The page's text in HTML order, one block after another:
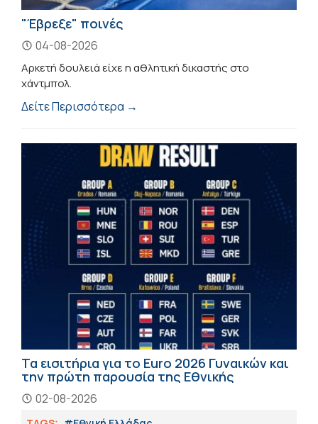
"Έβρεξε" ποινές
04-08-2026
Αρκετή δουλειά είχε η αθλητική δικαστής στο
χάντμπολ.
Δείτε Περισσότερα →
Τα εισιτήρια για το Euro 2026 Γυναικών και
την πρώτη παρουσία της Εθνικής
02-08-2026